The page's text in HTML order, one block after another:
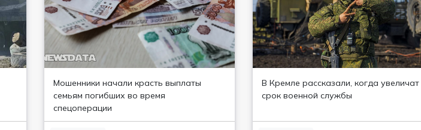
Мошенники начали красть выплаты
семьям погибших во время
спецоперации
В Кремле рассказали, когда увеличат
срок военной службы